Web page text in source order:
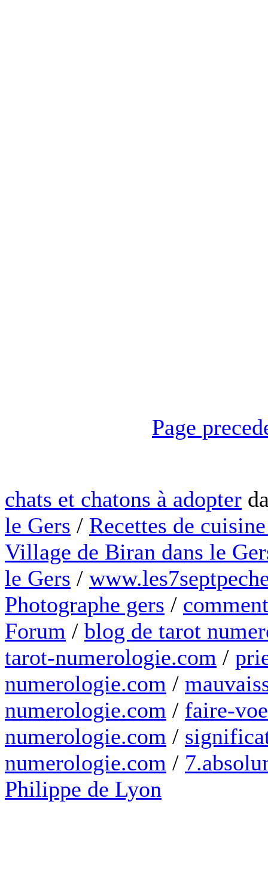
Page
chats et chatons à adopter
le Gers / Recettes de
Village de Biran dans le
le Gers /
Photographe gers /
Forum / blog de tarot
tarot-numerologie.com /
numerologie.com /
numerologie.com / faire-
numerologie.com /
numerologie.com /
Philippe de Lyon